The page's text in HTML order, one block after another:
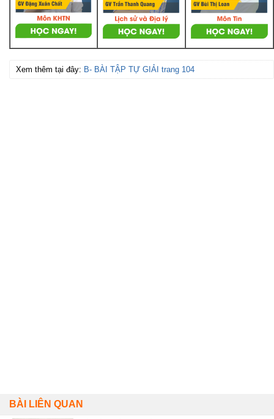
Xem thêm tại đây: B- BÀI TẬP TỰ GIẢI trang 104
BÀI LIÊN QUAN